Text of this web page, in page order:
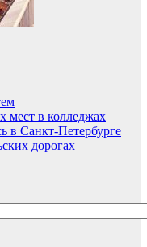
мест в колледжах
в Санкт-Петербурге
дорогах